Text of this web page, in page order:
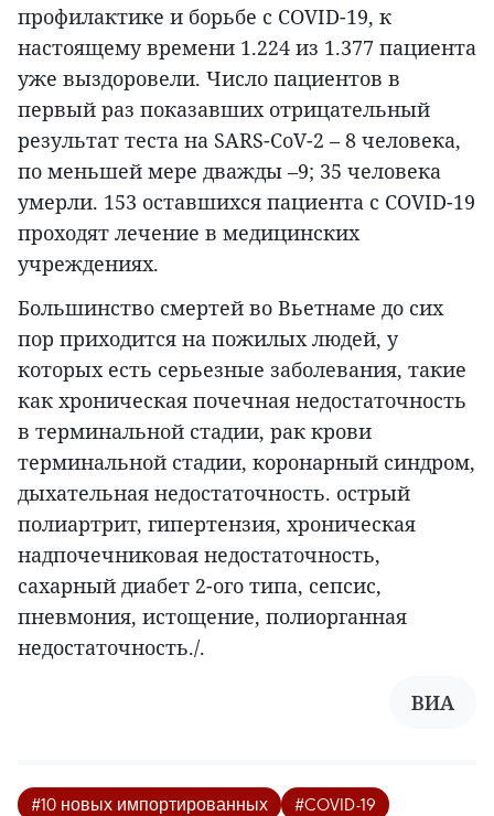
профилактике и борьбе с COVID-19, к
настоящему времени 1.224 из 1.377 пациента
уже выздоровели. Число пациентов в
первый раз показавших отрицательный
результат теста на SARS-CoV-2 – 8 человека,
по меньшей мере дважды –9; 35 человека
умерли. 153 оставшихся пациента с COVID-19
проходят лечение в медицинских
учреждениях.
Большинство смертей во Вьетнаме до сих
пор приходится на пожилых людей, у
которых есть серьезные заболевания, такие
как хроническая почечная недостаточность
в терминальной стадии, рак крови
терминальной стадии, коронарный синдром,
дыхательная недостаточность. острый
полиартрит, гипертензия, хроническая
надпочечниковая недостаточность,
сахарный диабет 2-ого типа, сепсис,
пневмония, истощение, полиорганная
недостаточность./.
ВИА
#10 новых импортированных
#COVID-19